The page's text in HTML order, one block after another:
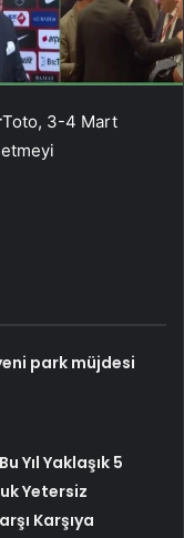
Toto, 3-4 Mart
park müjdesi
Yıl Yaklaşık 5
Yetersiz
Karşıya